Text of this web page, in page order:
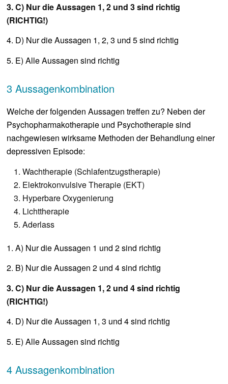
3. C) Nur die Aussagen 1, 2 und 3 sind richtig
(RICHTIG!)
4. D) Nur die Aussagen 1, 2, 3 und 5 sind richtig
5. E) Alle Aussagen sind richtig
3 Aussagenkombination
Welche der folgenden Aussagen treffen zu? Neben der
Psychopharmakotherapie und Psychotherapie sind
nachgewiesen wirksame Methoden der Behandlung einer
depressiven Episode:
Wachtherapie (Schlafentzugstherapie)
Elektrokonvulsive Therapie (EKT)
Hyperbare Oxygenierung
Lichttherapie
Aderlass
1. A) Nur die Aussagen 1 und 2 sind richtig
2. B) Nur die Aussagen 2 und 4 sind richtig
3. C) Nur die Aussagen 1, 2 und 4 sind richtig
(RICHTIG!)
4. D) Nur die Aussagen 1, 3 und 4 sind richtig
5. E) Alle Aussagen sind richtig
4 Aussagenkombination